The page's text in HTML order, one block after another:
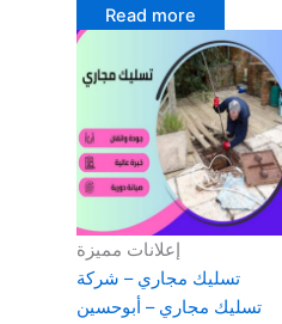
Read more
إعلانات مميزة
تسليك مجاري – شركة
تسليك مجاري – أبوحسين